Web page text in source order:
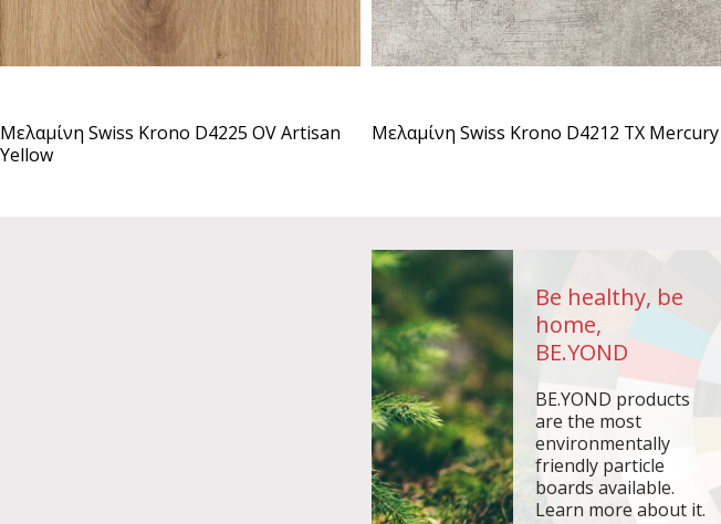
Μελαμίνη Swiss Krono D4225 OV Artisan
Yellow
Μελαμίνη Swiss Krono D4212 TX Mercury
Be healthy, be
home,
BE.YOND
BE.YOND products
are the most
environmentally
friendly particle
boards available.
Learn more about it.